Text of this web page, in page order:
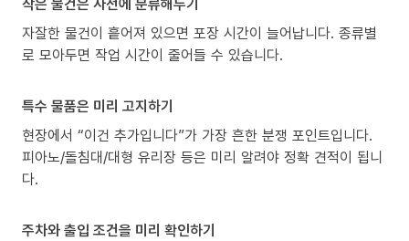
자잘한 물건이 흩어져 있으면 포장 시간이 늘어납니다. 종류별
로 모아두면 작업 시간이 줄어들 수 있습니다.
특수 물품은 미리 고지하기
현장에서 “이건 추가입니다”가 가장 흔한 분쟁 포인트입니다.
피아노/돌침대/대형 유리장 등은 미리 알려야 정확 견적이 됩니
다.
주차와 출입 조건을 미리 확인하기